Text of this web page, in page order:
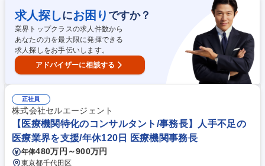
営/年休120日以上/安定した環境
求人探しにお困り ですか？
業界トップクラスの求人件数から
あなたの力を最大限に発揮できる
求人探しをお手伝いします。
アドバイザーに相談する
正社員
株式会社セルエージェント
【医療機関特化のコンサルタント/事務長】人手不足の
医療業界を支援/年休120日 医療機関事務長
年俸480万円～900万円
東京都千代田区